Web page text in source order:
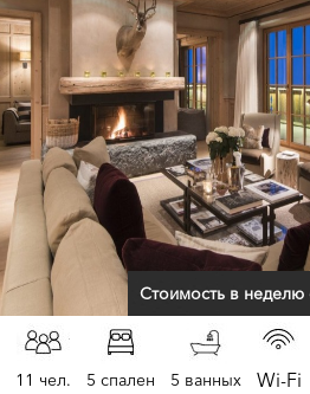
Стоимость в неделю
11 чел. 5 спален 5 ванных
Wi-Fi